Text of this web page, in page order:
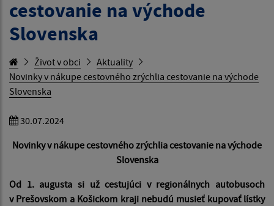
cestovanie na východe
Slovenska
Život v obci
Aktuality
Novinky v nákupe cestovného zrýchlia cestovanie na východe
Slovenska
30.07.2024
Novinky v nákupe cestovného zrýchlia cestovanie na východe
Slovenska
Od 1. augusta si už cestujúci v regionálnych autobusoch
v Prešovskom a Košickom kraji nebudú musieť kupovať lístky